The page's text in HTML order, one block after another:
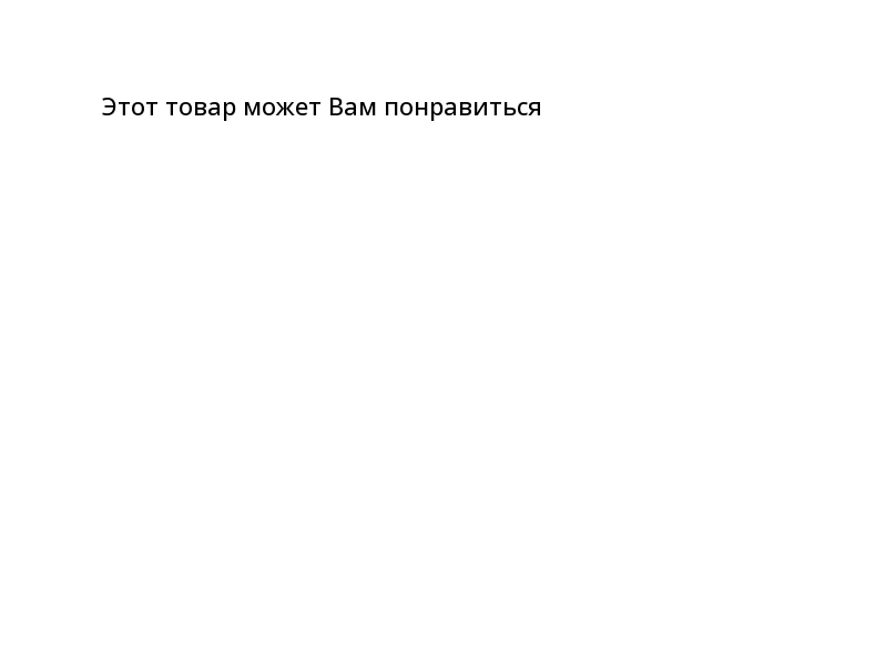
Этот товар может Вам понравиться